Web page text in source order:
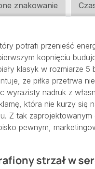
potrafi przenieść
kopnięciu
klasyk w rozmiarze 5
że piłka przetrwa
wyrazisty nadruk z
która nie kurzy się
Z tak zaprojektowanym
pewnym,
strzał w
znakowanie